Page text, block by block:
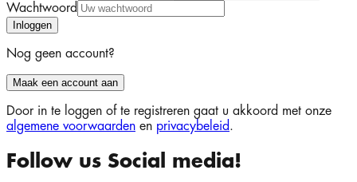
Wachtwoord
Inloggen
Nog geen account?
Maak een account aan
Door in te loggen of te registreren gaat u akkoord met onze
algemene voorwaarden en privacybeleid.
Follow us Social media!